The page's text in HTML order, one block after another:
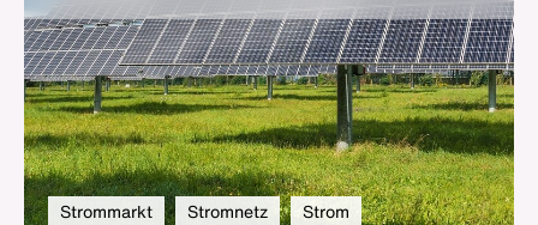
Strommarkt Stromnetz
Strom